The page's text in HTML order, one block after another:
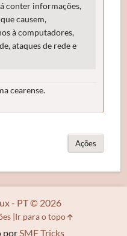
conter informações,
causem,
à computadores,
ataques de rede e
cearense.
Ações
porSMF Tricks
- PT © 2026
Ir para o topo